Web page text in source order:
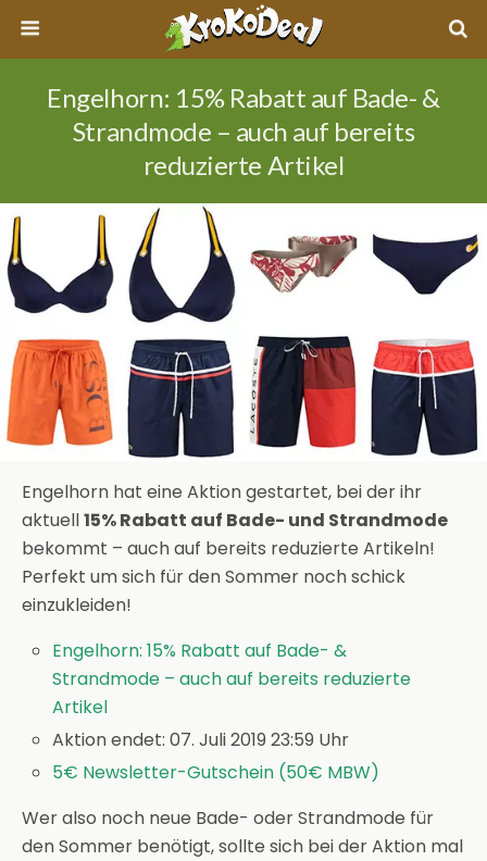
Engelhorn: 15% Rabatt auf Bade- &
Strandmode – auch auf bereits
reduzierte Artikel
Engelhorn hat eine Aktion gestartet, bei der ihr
aktuell15% Rabatt auf Bade- und Strandmode
bekommt – auch auf bereits reduzierte Artikeln!
Perfekt um sich für den Sommer noch schick
einzukleiden!
Engelhorn: 15% Rabatt auf Bade- &
Strandmode – auch auf bereits reduzierte
Artikel
Aktion endet: 07. Juli 2019 23:59 Uhr
5€ Newsletter-Gutschein (50€ MBW)
Wer also noch neue Bade- oder Strandmode für
den Sommer benötigt, sollte sich bei der Aktion mal